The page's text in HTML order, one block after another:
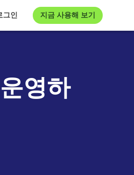
지금 사용해 보기
그인
영하